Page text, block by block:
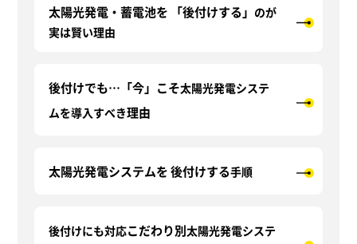
太陽光発電・蓄電池を 「後付けする」 のが
実は賢い理由
後付けでも… 「今」こそ太陽光発電システ
ムを導入すべき理由
太陽光発電システムを後付けする手順
後付けにも対応こだわり別太陽光発電システ